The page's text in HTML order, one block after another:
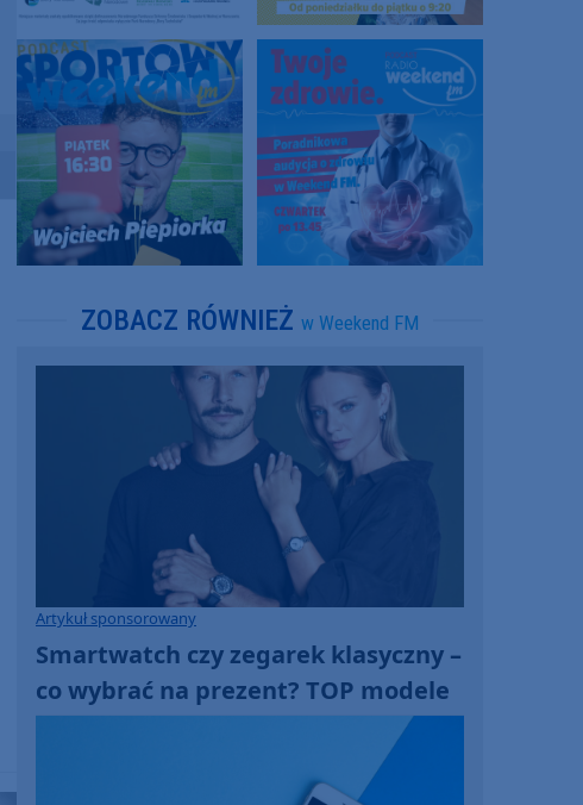
ZOBACZ RÓWNIEŻ w Weekend FM
Artykuł sponsorowany
Smartwatch czy zegarek klasyczny –
co wybrać na prezent? TOP modele